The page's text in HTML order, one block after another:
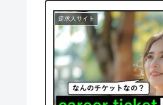
逆求人サイト